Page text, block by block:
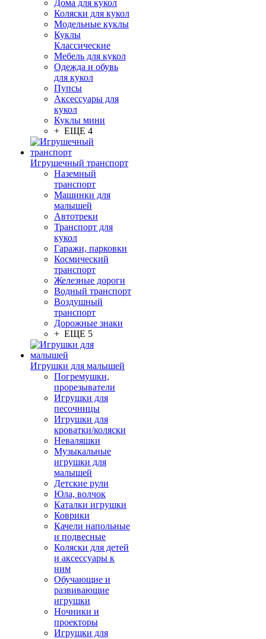
Дома для кукол
Коляски для кукол
Модельные куклы
Куклы
Классические
Мебель для кукол
Одежда и обувь
для кукол
Пупсы
Аксессуары для
кукол
Куклы мини
+ ЕЩЕ 4
Игрушечный транспорт
Наземный
транспорт
Машинки для
малышей
Автотреки
Транспорт для
кукол
Гаражи, парковки
Космический
транспорт
Железные дороги
Водный транспорт
Воздушный
транспорт
Дорожные знаки
+ ЕЩЕ 5
Игрушки для малышей
Погремушки,
прорезыватели
Игрушки для
песочницы
Игрушки для
кроватки/коляски
Неваляшки
Музыкальные
игрушки для
малышей
Детские рули
Юла, волчок
Каталки игрушки
Коврики
Качели напольные
и подвесные
Коляски для детей
и аксессуары к
ним
Обучающие и
развивающие
игрушки
Ночники и
проекторы
Игрушки для